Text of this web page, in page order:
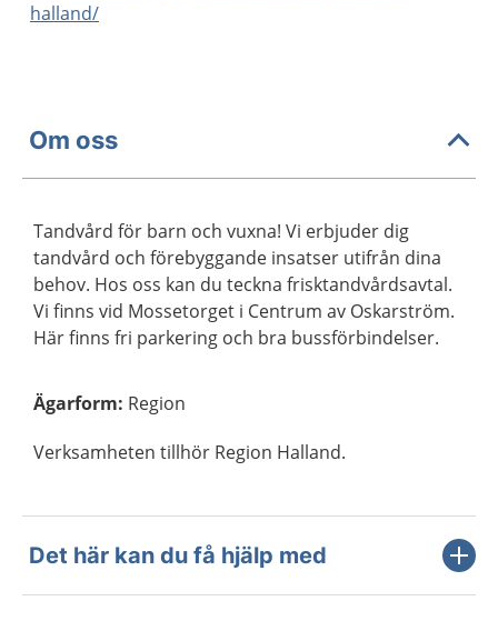
halland/
Om oss
Tandvård för barn och vuxna! Vi erbjuder dig
tandvård och förebyggande insatser utifrån dina
behov. Hos oss kan du teckna frisktandvårdsavtal.
Vi finns vid Mossetorget i Centrum av Oskarström.
Här finns fri parkering och bra bussförbindelser.
Ägarform: Region
Verksamheten tillhör Region Halland.
Det här kan du få hjälp med